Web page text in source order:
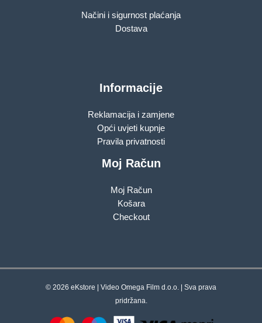
Načini i sigurnost plaćanja
Dostava
Informacije
Reklamacija i zamjene
Opći uvjeti kupnje
Pravila privatnosti
Moj Račun
Moj Račun
Košara
Checkout
© 2026 eKstore | Video Omega Film d.o.o. | Sva prava
pridržana.